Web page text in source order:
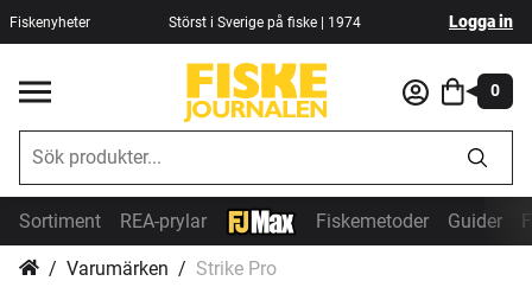
Fiskenyheter Störst i Sverige på fiske | 1974 Logga in
0
Sortiment REA-prylar Fiskemetoder Guider
Varumärken Strike Pro